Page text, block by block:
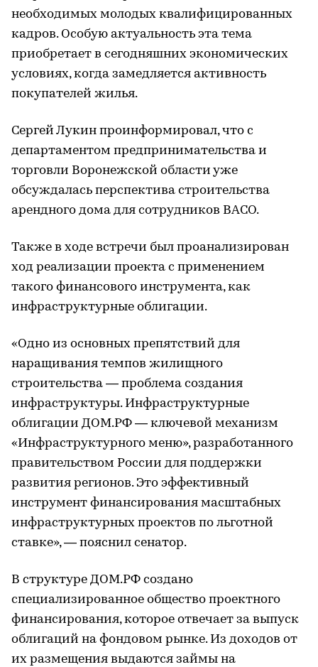
необходимых молодых квалифицированных
кадров. Особую актуальность эта тема
приобретает в сегодняшних экономических
условиях, когда замедляется активность
покупателей жилья.
Сергей Лукин проинформировал, что с
департаментом предпринимательства и
торговли Воронежской области уже
обсуждалась перспектива строительства
арендного дома для сотрудников ВАСО.
Также в ходе встречи был проанализирован
ход реализации проекта с применением
такого финансового инструмента, как
инфраструктурные облигации.
«Одно из основных препятствий для
наращивания темпов жилищного
строительства — проблема создания
инфраструктуры. Инфраструктурные
облигации ДОМ.РФ — ключевой механизм
«Инфраструктурного меню», разработанного
правительством России для поддержки
развития регионов. Это эффективный
инструмент финансирования масштабных
инфраструктурных проектов по льготной
ставке», — пояснил сенатор.
В структуре ДОМ.РФ создано
специализированное общество проектного
финансирования, которое отвечает за выпуск
облигаций на фондовом рынке. Из доходов от
их размещения выдаются займы на